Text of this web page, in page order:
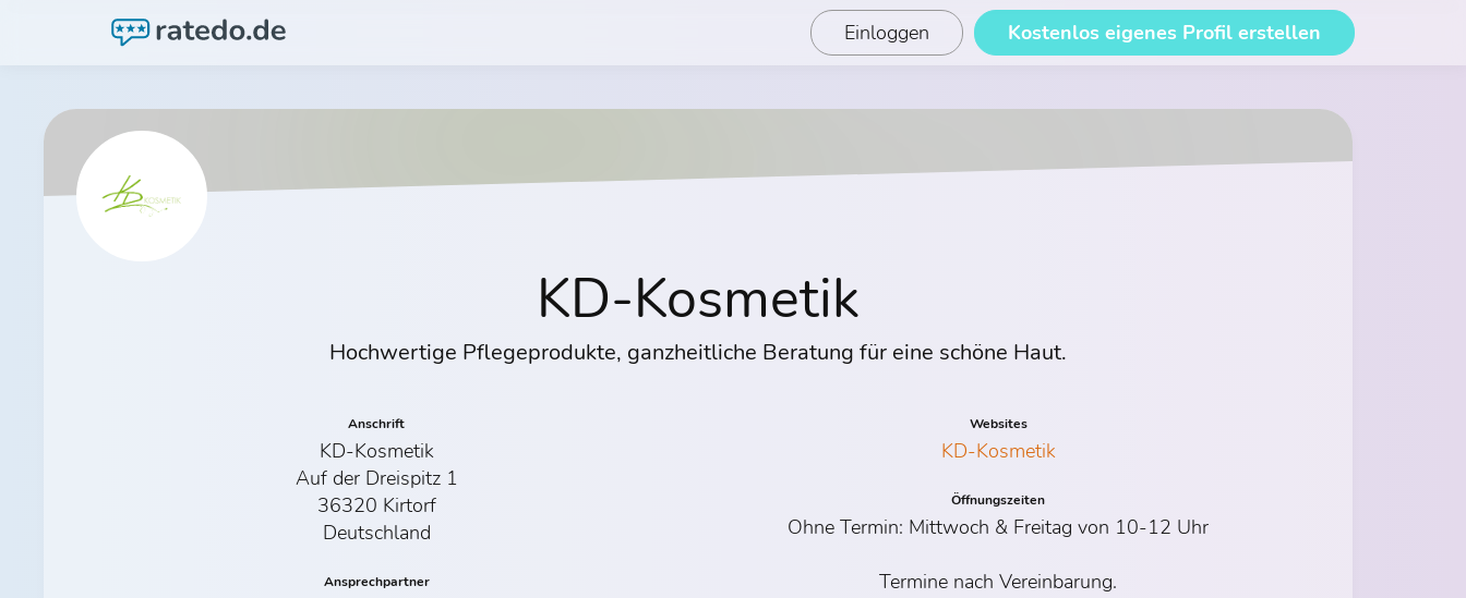
Einloggen Kostenlos eigenes Profil erstellen
KD-Kosmetik
Hochwertige Pflegeprodukte, ganzheitliche Beratung für eine schöne Haut.
Anschrift
KD-Kosmetik
Auf der Dreispitz 1
36320 Kirtorf
Deutschland
Ansprechpartner
Websites
KD-Kosmetik
Öffnungszeiten
Ohne Termin: Mittwoch & Freitag von 10-12 Uhr
Termine nach Vereinbarung.